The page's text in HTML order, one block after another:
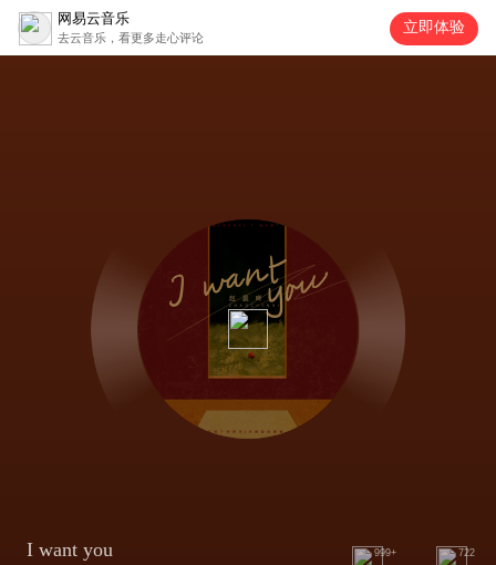
网易云音乐
去云音乐，看更多走心评论
立即体验
I want you 999+ 722